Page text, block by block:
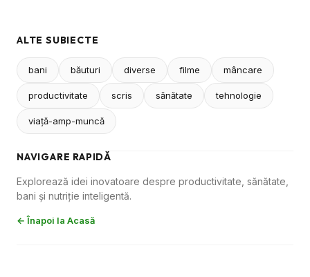
ALTE SUBIECTE
bani băuturi diverse filme mâncare
productivitate scris sănătate tehnologie
viaţă-amp-muncă
NAVIGARE RAPIDĂ
Explorează idei inovatoare despre productivitate, sănătate,
bani și nutriție inteligentă.
← Înapoi la Acasă